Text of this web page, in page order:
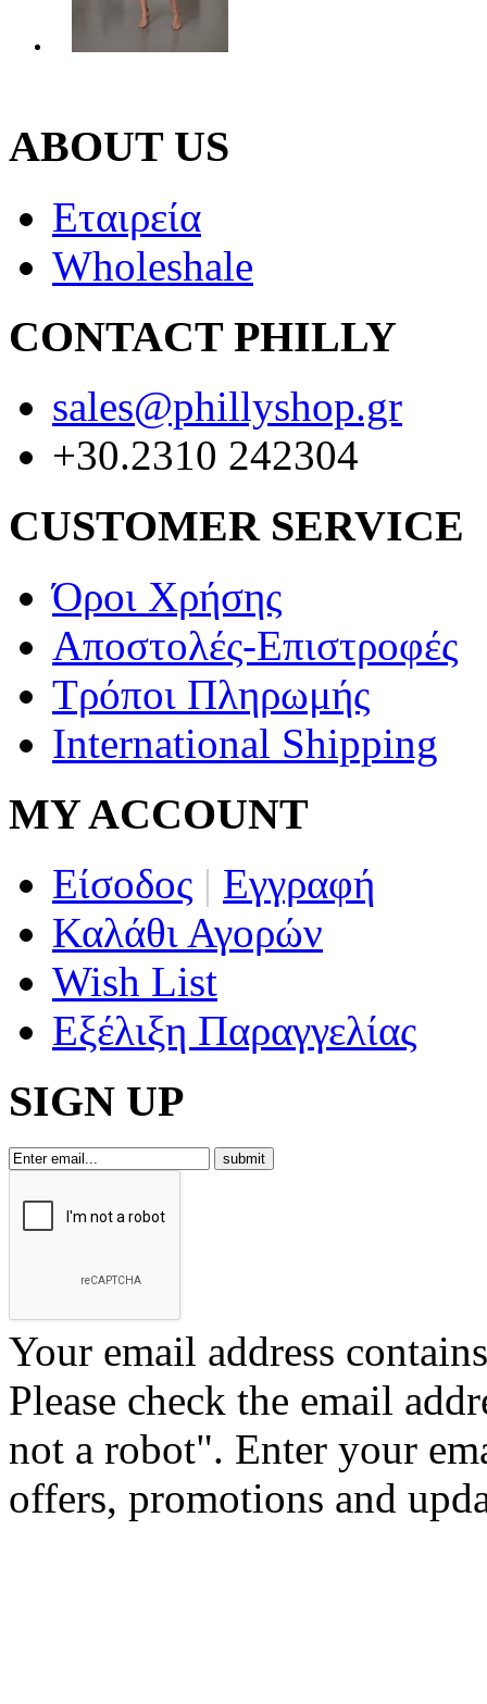
ABOUT US
Εταιρεία
Wholeshale
CONTACT PHILLY
sales@phillyshop.gr
+30.2310 242304
CUSTOMER SERVICE
Όροι Χρήσης
Αποστολές-Επιστροφές
Τρόποι Πληρωμής
International Shipping
MY ACCOUNT
Είσοδος | Εγγραφή
Καλάθι Αγορών
Wish List
Εξέλιξη Παραγγελίας
SIGN UP
Your email address
Please check the email
not a robot". Enter your
offers, promotions and